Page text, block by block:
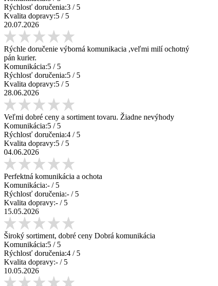
Rýchlosť doručenia:3 / 5
Kvalita dopravy:5 / 5
20.07.2026
Rýchle doručenie výborná komunikacia ,veľmi milí ochotný
pán kurier.
Komunikácia:5 / 5
Rýchlosť doručenia:5 / 5
Kvalita dopravy:5 / 5
28.06.2026
Veľmi dobré ceny a sortiment tovaru. Žiadne nevýhody
Komunikácia:5 / 5
Rýchlosť doručenia:4 / 5
Kvalita dopravy:5 / 5
04.06.2026
Perfektná komunikácia a ochota
Komunikácia:- / 5
Rýchlosť doručenia:- / 5
Kvalita dopravy:- / 5
15.05.2026
Široký sortiment, dobré ceny Dobrá komunikácia
Komunikácia:5 / 5
Rýchlosť doručenia:4 / 5
Kvalita dopravy:- / 5
10.05.2026